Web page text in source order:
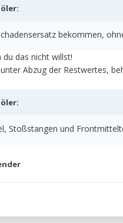
:
bekommen,
das nicht willst!
Abzug der Restwertes,
:
Stoßstangen und